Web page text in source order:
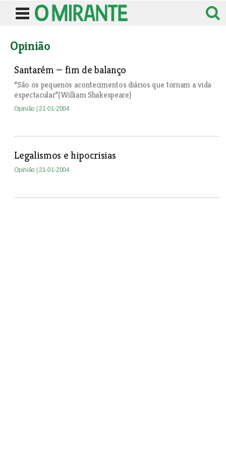
Opinião
Santarém — fim de balanço
“São os pequenos acontecimentos diários que tornam a vida
espectacular”(William Shakespeare)
Opinião | 21-01-2004
Legalismos e hipocrisias
Opinião | 21-01-2004